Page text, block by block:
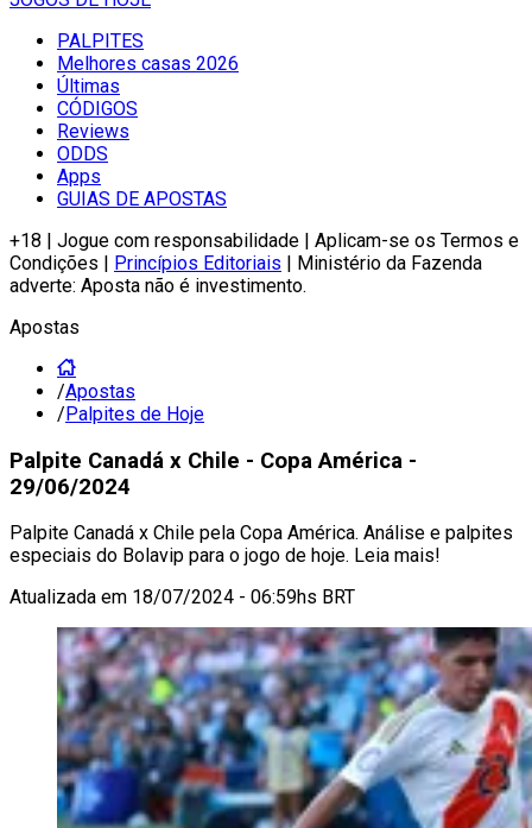
PALPITES
Melhores casas 2026
Últimas
CÓDIGOS
Reviews
ODDS
Apps
GUIAS DE APOSTAS
+18 | Jogue com responsabilidade | Aplicam-se os Termos e
Condições | Princípios Editoriais | Ministério da Fazenda
adverte: Aposta não é investimento.
Apostas
/Apostas
/Palpites de Hoje
Palpite Canadá x Chile - Copa América -
29/06/2024
Palpite Canadá x Chile pela Copa América. Análise e palpites
especiais do Bolavip para o jogo de hoje. Leia mais!
Atualizada em 18/07/2024 - 06:59hs BRT